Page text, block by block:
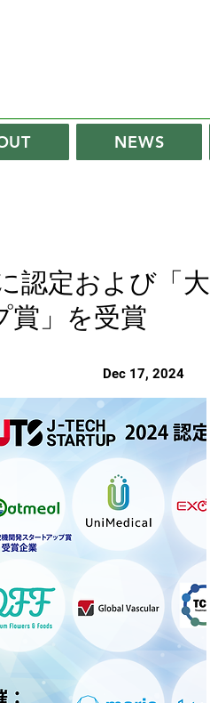
NEWS
認定および「大
賞」を受賞
Dec 17, 2024